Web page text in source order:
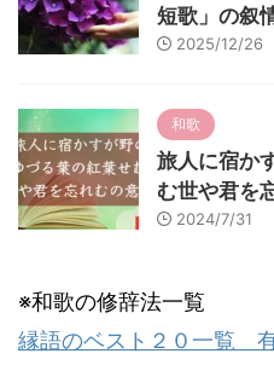
短歌」の叙
2025/12/26
和歌
旅人に宿か
む世や君を
2024/7/31
※和歌の修辞法一覧
縁語のベスト２０一覧